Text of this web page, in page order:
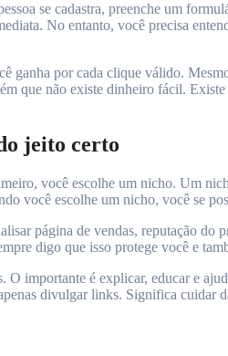
se cadastra, preenche um
No entanto, você precisa
ganha por cada clique válido.
que não existe dinheiro fácil.
jeito certo
você escolhe um nicho. Um
você escolhe um nicho, você se
página de vendas, reputação
digo que isso protege você e
importante é explicar, educar e
divulgar links. Significa cuidar